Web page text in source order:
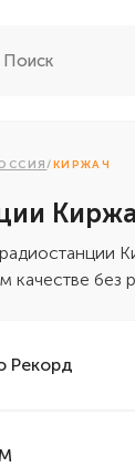
/КИРЖАЧ
без
Рекорд